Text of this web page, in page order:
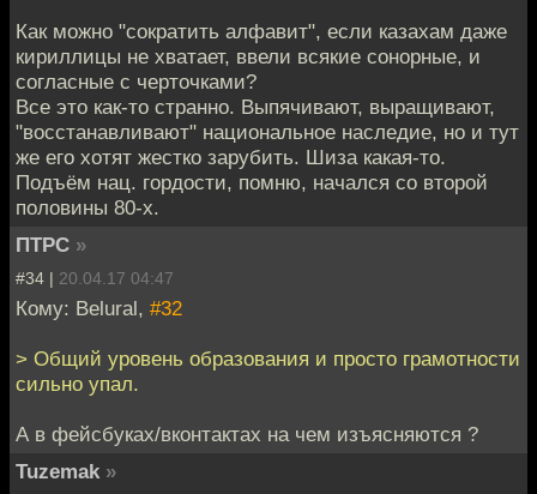
Как можно "сократить алфавит", если казахам даже
кириллицы не хватает, ввели всякие сонорные, и
согласные с черточками?
Все это как-то странно. Выпячивают, выращивают,
"восстанавливают" национальное наследие, но и тут
же его хотят жестко зарубить. Шиза какая-то.
Подъём нац. гордости, помню, начался со второй
половины 80-х.
ПТРС »
#34 | 20.04.17 04:47
Кому: Belural, #32
> Общий уровень образования и просто грамотности
сильно упал.
А в фейсбуках/вконтактах на чем изъясняются ?
Tuzemak »